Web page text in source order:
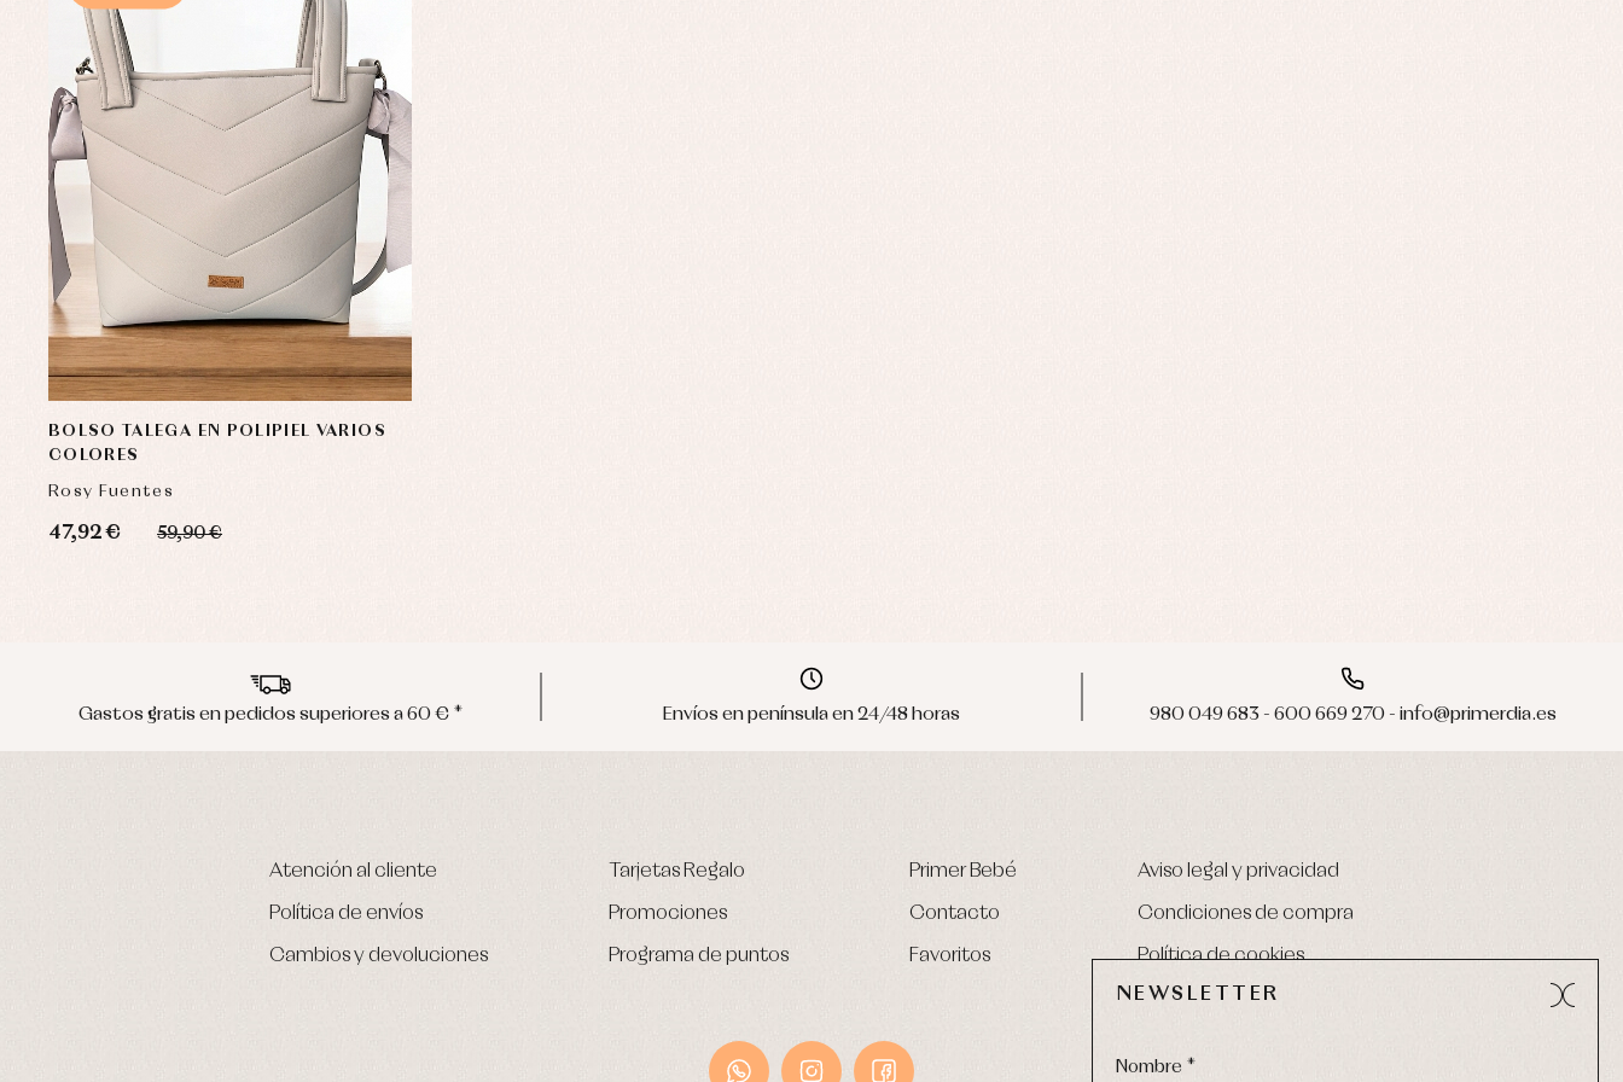
BOLSO TALEGA EN POLIPIEL VARIOS
COLORES
Rosy Fuentes
47,92 € 59,90 €
Gastos gratis en pedidos superiores a 60 € * Envíos en península en 24/48 horas 980 049 683 - 600 669 270 - info@primerdia.es
Atención al cliente
Política de envíos
Cambios y devoluciones
Tarjetas Regalo
Promociones
Programa de puntos
Primer Bebé
Contacto
Favoritos
Aviso legal y privacidad
Condiciones de compra
Política de cookies
NEWSLETTER
Nombre *